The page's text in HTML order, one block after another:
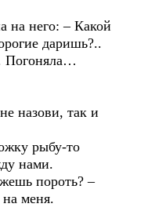
на него: – Какой
даришь?..
Погоняла…
назови, так и
рыбу-то
нами.
пороть? –
на меня.